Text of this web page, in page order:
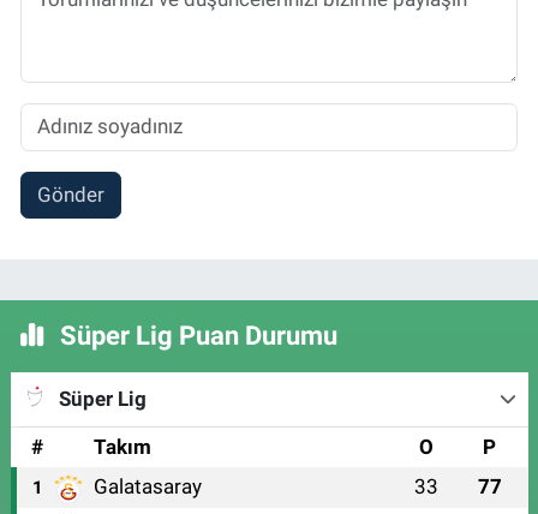
Gönder
Süper Lig Puan Durumu
Süper Lig
#
Takım O P
1 Galatasaray 33 77